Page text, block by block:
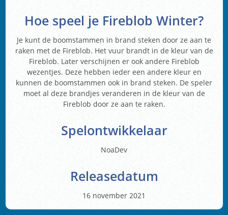
Hoe speel je Fireblob Winter?
Je kunt de boomstammen in brand steken door ze aan te
raken met de Fireblob. Het vuur brandt in de kleur van de
Fireblob. Later verschijnen er ook andere Fireblob
wezentjes. Deze hebben ieder een andere kleur en
kunnen de boomstammen ook in brand steken. De speler
moet al deze brandjes veranderen in de kleur van de
Fireblob door ze aan te raken.
Spelontwikkelaar
NoaDev
Releasedatum
16 november 2021